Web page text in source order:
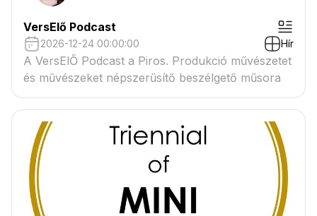
VersElő Podcast
2026-12-24 00:00:00 Hír
A VersElŐ Podcast a Piros. Produkció művészetet
és művészeket népszerűsítő beszélgető műsora